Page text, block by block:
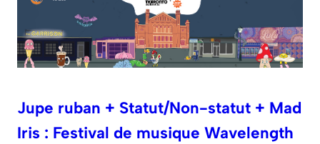
Jupe ruban + Statut/Non-statut + Mad
Iris : Festival de musique Wavelength